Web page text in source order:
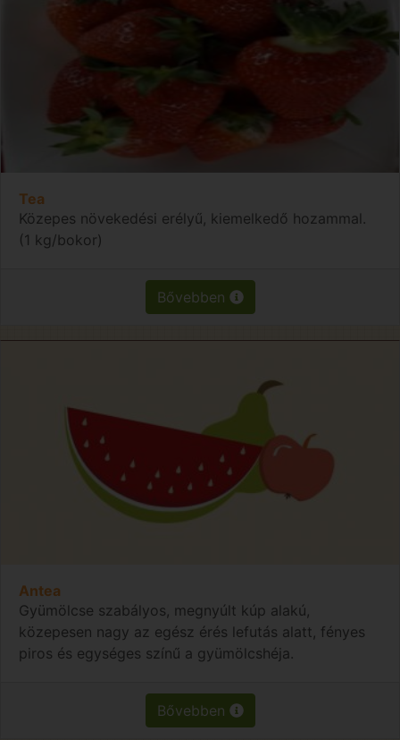
Tea
Közepes növekedési erélyű, kiemelkedő hozammal.
(1 kg/bokor)
Bővebben
Antea
Gyümölcse szabályos, megnyúlt kúp alakú,
közepesen nagy az egész érés lefutás alatt, fényes
piros és egységes színű a gyümölcshéja.
Bővebben